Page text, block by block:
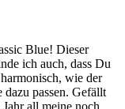
Blue! Dieser
ich auch, dass Du
wie der
dazu passen. Gefällt
all meine noch